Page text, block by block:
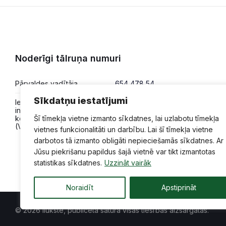
Sīkdatņu iestatījumi
Šī tīmekļa vietne izmanto sīkdatnes, lai uzlabotu tīmekļa
vietnes funkcionalitāti un darbību. Lai šī tīmekļa vietne
darbotos tā izmanto obligāti nepieciešamās sīkdatnes. Ar
Jūsu piekrišanu papildus šajā vietnē var tikt izmantotas
statistikas sīkdatnes. Uzzināt vairāk
Noraidīt Apstiprināt
Noderīgi tālruņa numuri
Pārvaldes vadītāja 654 478 54
Iesniegumi,
informācija,
konsultācijas
(VPVKAC)
654 478 50
© 2026 Ilūkste, publicētā satura visas tiesības aizsargātas.